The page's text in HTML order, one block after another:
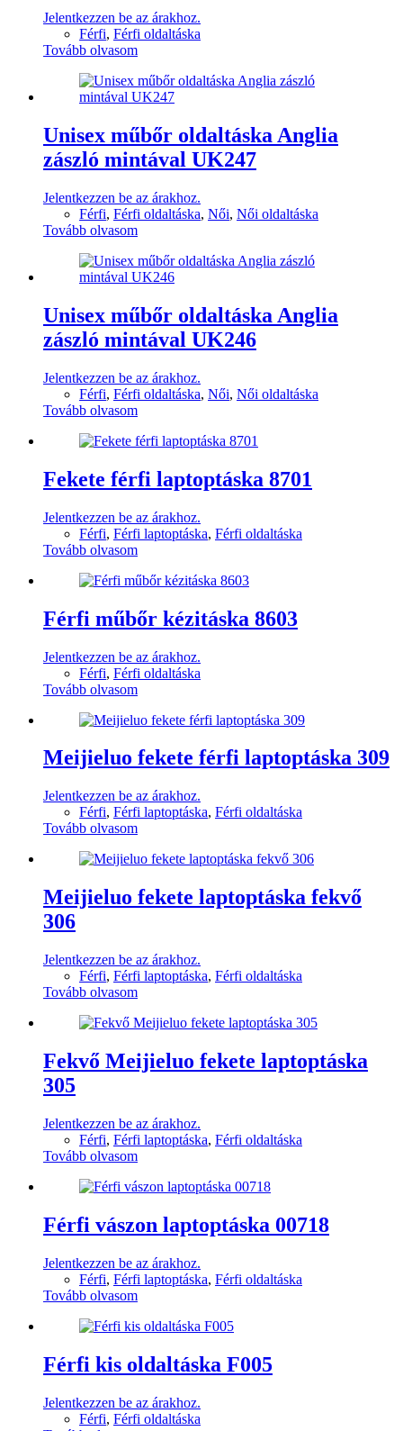
Jelentkezzen be az árakhoz.
Férfi, Férfi oldaltáska
Tovább olvasom
Unisex műbőr oldaltáska Anglia
zászló mintával UK247
Jelentkezzen be az árakhoz.
Férfi, Férfi oldaltáska, Női, Női oldaltáska
Tovább olvasom
Unisex műbőr oldaltáska Anglia
zászló mintával UK246
Jelentkezzen be az árakhoz.
Férfi, Férfi oldaltáska, Női, Női oldaltáska
Tovább olvasom
Fekete férfi laptoptáska 8701
Jelentkezzen be az árakhoz.
Férfi, Férfi laptoptáska, Férfi oldaltáska
Tovább olvasom
Férfi műbőr kézitáska 8603
Jelentkezzen be az árakhoz.
Férfi, Férfi oldaltáska
Tovább olvasom
Meijieluo fekete férfi laptoptáska 309
Jelentkezzen be az árakhoz.
Férfi, Férfi laptoptáska, Férfi oldaltáska
Tovább olvasom
Meijieluo fekete laptoptáska fekvő
306
Jelentkezzen be az árakhoz.
Férfi, Férfi laptoptáska, Férfi oldaltáska
Tovább olvasom
Fekvő Meijieluo fekete laptoptáska
305
Jelentkezzen be az árakhoz.
Férfi, Férfi laptoptáska, Férfi oldaltáska
Tovább olvasom
Férfi vászon laptoptáska 00718
Jelentkezzen be az árakhoz.
Férfi, Férfi laptoptáska, Férfi oldaltáska
Tovább olvasom
Férfi kis oldaltáska F005
Jelentkezzen be az árakhoz.
Férfi, Férfi oldaltáska